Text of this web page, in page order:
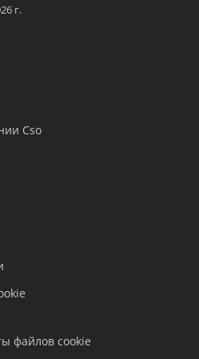
г.
Cso
файлов cookie